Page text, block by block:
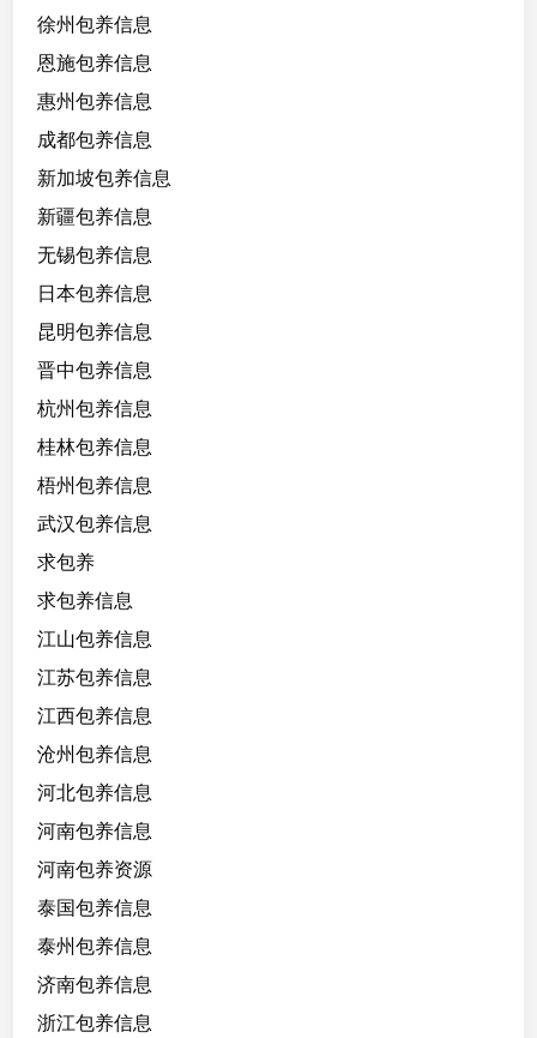
徐州包养信息
恩施包养信息
惠州包养信息
成都包养信息
新加坡包养信息
新疆包养信息
无锡包养信息
日本包养信息
昆明包养信息
晋中包养信息
杭州包养信息
桂林包养信息
梧州包养信息
武汉包养信息
求包养
求包养信息
江山包养信息
江苏包养信息
江西包养信息
沧州包养信息
河北包养信息
河南包养信息
河南包养资源
泰国包养信息
泰州包养信息
济南包养信息
浙江包养信息